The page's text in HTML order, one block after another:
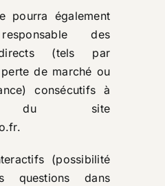
pourra également
des
(tels par
perte de marché ou
consécutifs à
du site
.
(possibilité
questions dans